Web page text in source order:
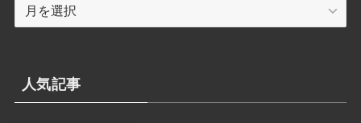
別
人気記事